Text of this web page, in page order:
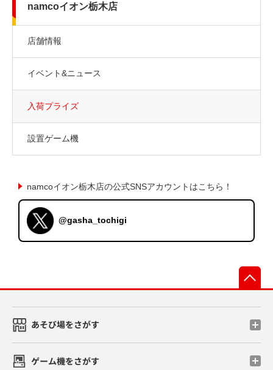
namcoイオン栃木店
店舗情報
イベント&ニュース
入荷プライズ
設置ゲーム機
namcoイオン栃木店の公式SNSアカウントはこちら！
@gasha_tochigi
あそび場をさがす
ゲーム機をさがす